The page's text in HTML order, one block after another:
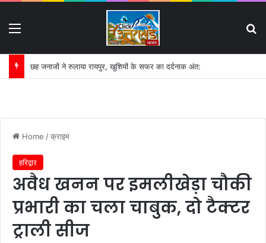
गंगा की बदहाली पर कृष्णकान्त के पत्र का असर:
Home /क्राइम
हरिद्वार
अवैध खनन पर इमलीखेड़ा चौकी
प्रभारी का चला चाबुक, दो टैक्टर
ट्राली सीज